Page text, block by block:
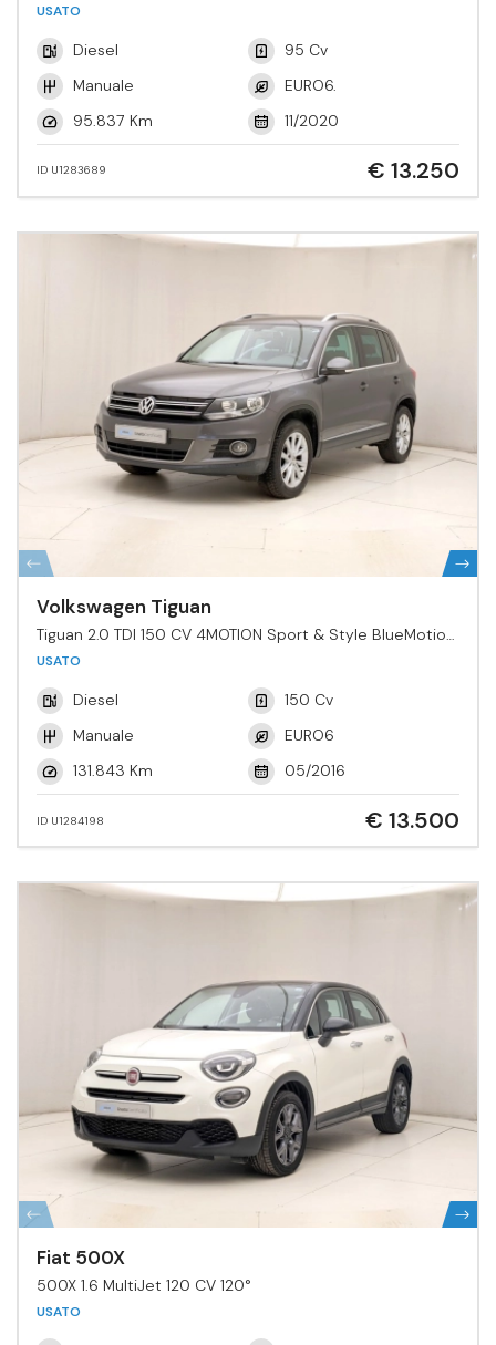
USATO
Diesel
95 Cv
Manuale
EURO6.
95.837 Km
11/2020
ID U1283689 € 13.250
Volkswagen Tiguan
Tiguan 2.0 TDI 150 CV 4MOTION Sport & Style BlueMotion
Tech.
USATO
Diesel
150 Cv
Manuale
EURO6
131.843 Km
05/2016
ID U1284198 € 13.500
Fiat 500X
500X 1.6 MultiJet 120 CV 120°
USATO